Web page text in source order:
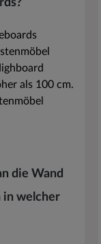
als 100 cm.
die Wand
in welcher